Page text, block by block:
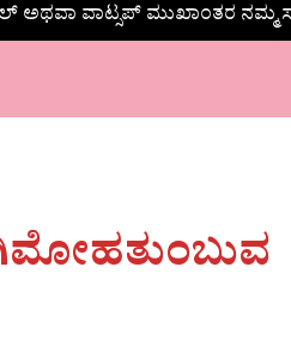
ಅಥವಾ ವಾಟ್ಸಪ್ ಮುಖಾಂತರ ನಮ್ಮ